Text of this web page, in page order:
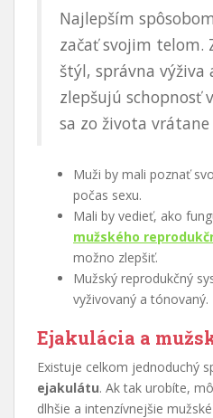
Najlepším
začať svojim telom.
štýl, správna výživa
zlepšujú schopnosť
sa zo života vrátane
Muži by mali poznať
počas sexu.
Mali by vedieť, ako
mužského
možno zlepšiť.
Mužský reprodukčný
vyživovaný a tónovaný.
Ejakulácia a
Existuje celkom jednoduchý
ejakulátu. Ak tak urobíte,
dlhšie a intenzívnejšie